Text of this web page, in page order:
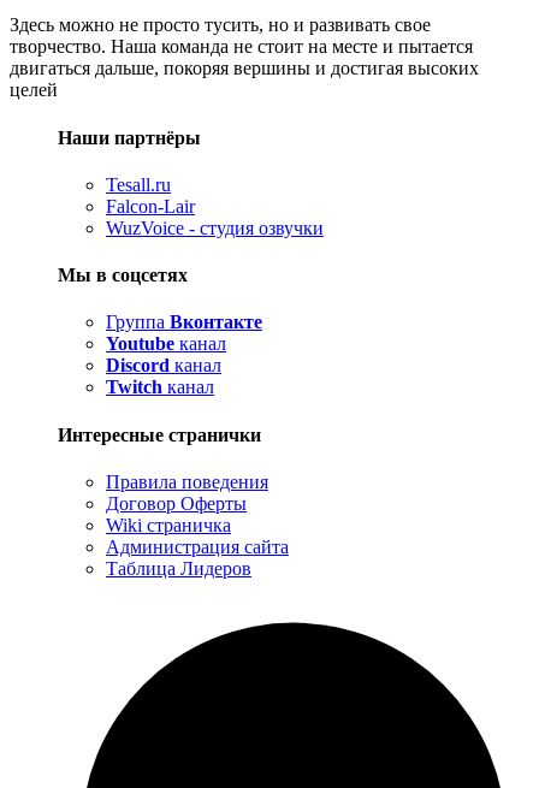
Здесь можно не просто тусить, но и развивать свое
творчество. Наша команда не стоит на месте и пытается
двигаться дальше, покоряя вершины и достигая высоких
целей
Наши партнёры
Tesall.ru
Falcon-Lair
WuzVoice - студия озвучки
Мы в соцсетях
Группа Вконтакте
Youtube канал
Discord канал
Twitch канал
Интересные странички
Правила поведения
Договор Оферты
Wiki страничка
Администрация сайта
Таблица Лидеров